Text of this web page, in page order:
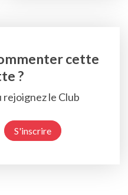
cette
?
le Club
S'inscrire